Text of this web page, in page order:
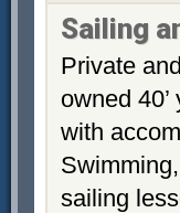
Sailing
Private
owned
with
sailing